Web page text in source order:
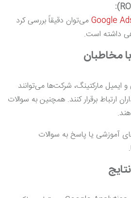
Googleمی‌توان دقیقاً بررسی کرد
داشته است.
ایمیل مارکتینگ، شرکت‌ها می‌توانند
ارتباط برقرار کنند. همچنین به سوالات
آموزشی یا پاسخ به سوالات